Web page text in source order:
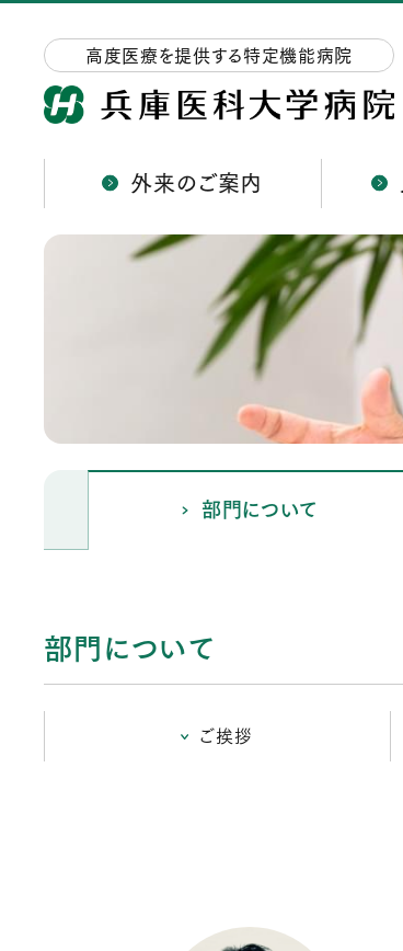
高度医療を提供する特定機能病院
外来のご案内
部門について
部門について
ご挨拶